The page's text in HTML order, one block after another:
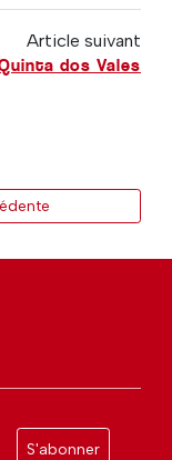
Article suivant
dos Vales
S'abonner